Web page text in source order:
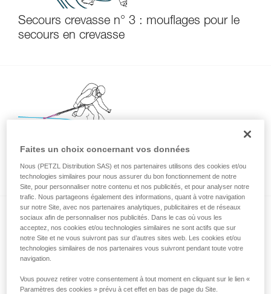
Secours crevasse n° 3 : mouflages pour le
secours en crevasse
Secours crevasse n° 2 : accès au bord de la
crevasse pour évaluer la situation
Chute en crevasse : mouflage sur une corde
Faites un choix concernant vos données
Nous (PETZL Distribution SAS) et nos partenaires utilisons des cookies et/ou
technologies similaires pour nous assurer du bon fonctionnement de notre
Site, pour personnaliser notre contenu et nos publicités, et pour analyser notre
trafic. Nous partageons également des informations, quant à votre navigation
sur notre Site, avec nos partenaires analytiques, publicitaires et de réseaux
sociaux afin de personnaliser nos publicités. Dans le cas où vous les
acceptez, nos cookies et/ou technologies similaires ne sont actifs que sur
notre Site et ne vous suivront pas sur d’autres sites web. Les cookies et/ou
technologies similaires de nos partenaires vous suivront pendant toute votre
navigation.
Vous pouvez retirer votre consentement à tout moment en cliquant sur le lien «
Paramètres des cookies » prévu à cet effet en bas de page du Site.